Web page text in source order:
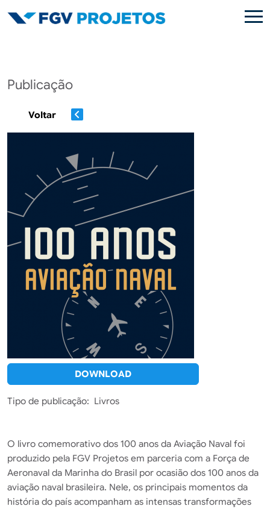
Publicação
Voltar
DOWNLOAD
Tipo de publicação Livros
O livro comemorativo dos 100 anos da Aviação Naval foi
produzido pela FGV Projetos em parceria com a Força de
Aeronaval da Marinha do Brasil por ocasião dos 100 anos da
aviação naval brasileira. Nele, os principais momentos da
história do país acompanham as intensas transformações